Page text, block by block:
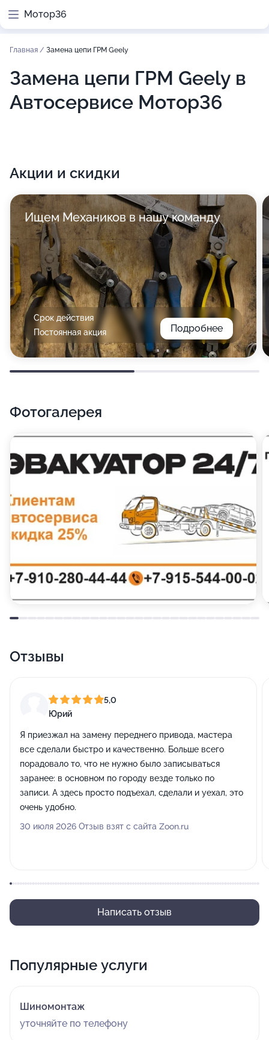
Мотор36
Главная / Замена цепи ГРМ Geely
Замена цепи ГРМ Geely в
Автосервисе Мотор36
Акции и скидки
Ищем Механиков в нашу команду
Срок действия
Постоянная акция
Подробнее
Фотогалерея
Отзывы
5,0
Юрий
Я приезжал на замену переднего привода, мастера
все сделали быстро и качественно. Больше всего
порадовало то, что не нужно было записываться
заранее: в основном по городу везде только по
записи. А здесь просто подъехал, сделали и уехал, это
очень удобно.
30 июля 2026 Отзыв взят с сайта Zoon.ru
Написать отзыв
Популярные услуги
Шиномонтаж
уточняйте по телефону